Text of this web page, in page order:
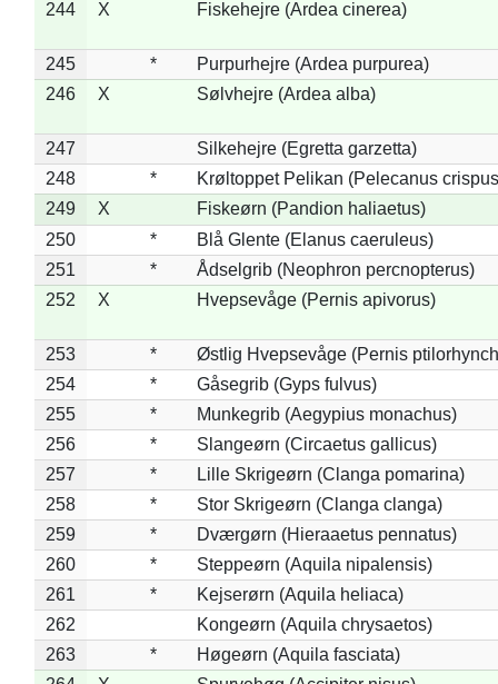
244
X Fiskehejre (Ardea cinerea)
245 *
Purpurhejre (Ardea purpurea)
246
X Sølvhejre (Ardea alba)
247
Silkehejre (Egretta garzetta)
248
*
Krøltoppet Pelikan (Pelecanus
249
X
Fiskeørn (Pandion haliaetus)
250
*
Blå Glente (Elanus caeruleus)
251
*
Ådselgrib (Neophron percnopterus)
252
X Hvepsevåge (Pernis apivorus)
253 *
Østlig Hvepsevåge (Pernis
254
*
Gåsegrib (Gyps fulvus)
255
*
Munkegrib (Aegypius monachus)
256
*
Slangeørn (Circaetus gallicus)
257
*
Lille Skrigeørn (Clanga pomarina)
258
*
Stor Skrigeørn (Clanga clanga)
259
*
Dværgørn (Hieraaetus pennatus)
260
*
Steppeørn (Aquila nipalensis)
261
*
Kejserørn (Aquila heliaca)
262
Kongeørn (Aquila chrysaetos)
263
*
Høgeørn (Aquila fasciata)